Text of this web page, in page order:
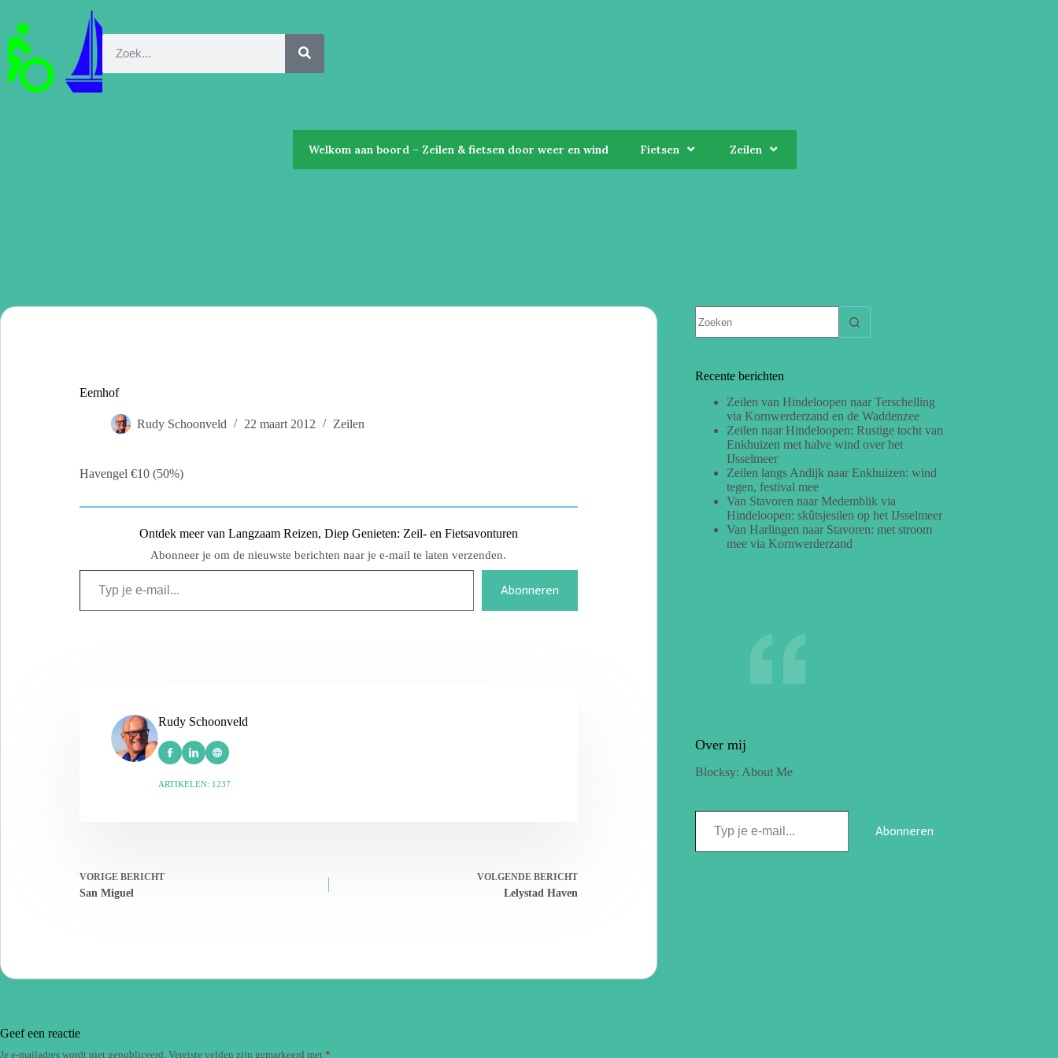
Welkom aan boord – Zeilen & fietsen door weer en wind Fietsen Zeilen
Eemhof
Rudy Schoonveld 22 maart 2012 Zeilen
Havengel €10 (50%)
Ontdek meer van Langzaam Reizen, Diep Genieten: Zeil- en Fietsavonturen
Abonneer je om de nieuwste berichten naar je e-mail te laten verzenden.
Abonneren
Rudy Schoonveld
ARTIKELEN: 1237
VORIGE BERICHT
San Miguel
VOLGENDE BERICHT
Lelystad Haven
Recente berichten
Zeilen van Hindeloopen naar Terschelling
via Kornwerderzand en de Waddenzee
Zeilen naar Hindeloopen: Rustige tocht van
Enkhuizen met halve wind over het
IJsselmeer
Zeilen langs Andijk naar Enkhuizen: wind
tegen, festival mee
Van Stavoren naar Medemblik via
Hindeloopen: skûtsjesilen op het IJsselmeer
Van Harlingen naar Stavoren: met stroom
mee via Kornwerderzand
Over mij
Blocksy: About Me
Abonneren
Geef een reactie
Je e-mailadres wordt niet gepubliceerd. Vereiste velden zijn gemarkeerd met *